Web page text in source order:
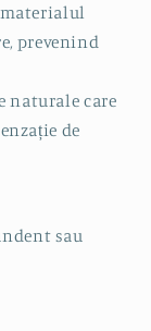
prevenind
naturale care
de
sau